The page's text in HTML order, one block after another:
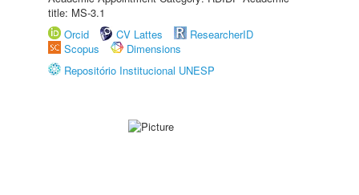
title: MS-3.1
Orcid
CV Lattes
ResearcherID
Scopus
Dimensions
Repositório Institucional UNESP